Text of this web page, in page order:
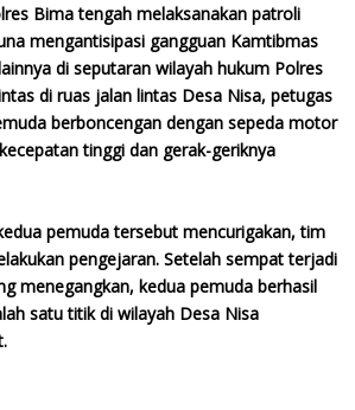
Bima tengah melaksanakan patroli
mengantisipasi gangguan Kamtibmas
di seputaran wilayah hukum Polres
di ruas jalan lintas Desa Nisa, petugas
berboncengan dengan sepeda motor
tinggi dan gerak-geriknya
pemuda tersebut mencurigakan, tim
pengejaran. Setelah sempat terjadi
menegangkan, kedua pemuda berhasil
satu titik di wilayah Desa Nisa